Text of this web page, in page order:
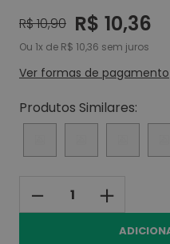
9º
desodorante creme tabu
10º desodorante creme
R$10,90 R$ 10,36
Ou 1 de R$ 10,36 sem juros
Ver formas de pagamento
Produtos Similares:
＋
－